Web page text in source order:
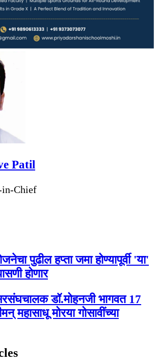
Patil
in-Chief
पुढील हप्ता जमा होण्यापूर्वी 'या'
होणार
डॉ.मोहनजी भागवत 17
महासाधू मोरया गोसावींच्या